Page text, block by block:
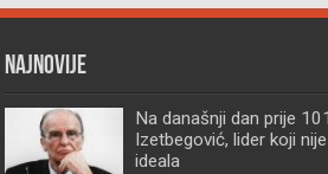
Najnovije
Na današnji dan prije
Izetbegović, lider koji
ideala